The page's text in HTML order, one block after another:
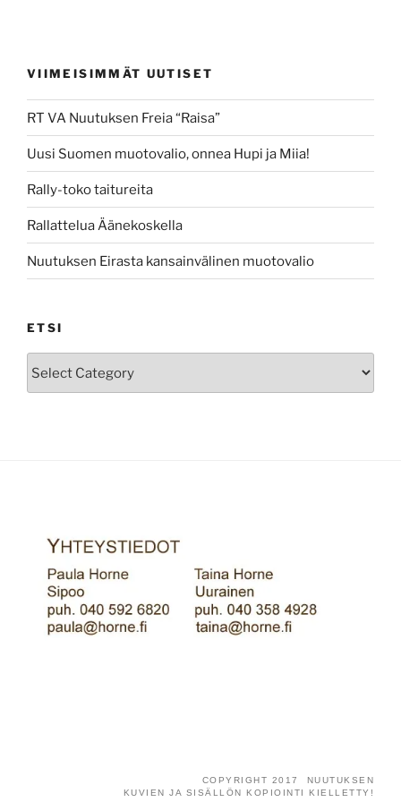
VIIMEISIMMÄT UUTISET
RT VA Nuutuksen Freia “Raisa”
Uusi Suomen muotovalio, onnea Hupi ja Miia!
Rally-toko taitureita
Rallattelua Äänekoskella
Nuutuksen Eirasta kansainvälinen muotovalio
ETSI
COPYRIGHT 2017 NUUTUKSEN
KUVIEN JA SISÄLLÖN KOPIOINTI KIELLETTY!